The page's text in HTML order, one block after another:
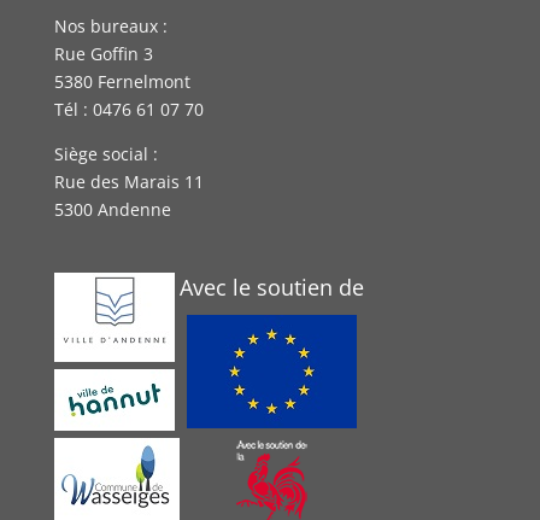
Nos bureaux :
Rue Goffin 3
5380 Fernelmont
Tél : 0476 61 07 70
Siège social :
Rue des Marais 11
5300 Andenne
Avec le soutien de